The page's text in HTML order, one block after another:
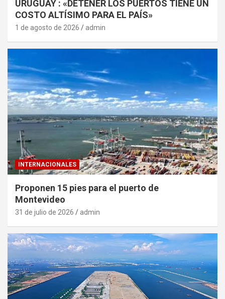
URUGUAY : «DETENER LOS PUERTOS TIENE UN
COSTO ALTÍSIMO PARA EL PAÍS»
1 de agosto de 2026 admin
INTERNACIONALES
Proponen 15 pies para el puerto de
Montevideo
31 de julio de 2026 admin